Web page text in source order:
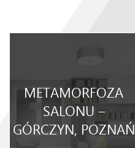
METAMORFOZA
SALONU –
GÓRCZYN, POZNAŃ